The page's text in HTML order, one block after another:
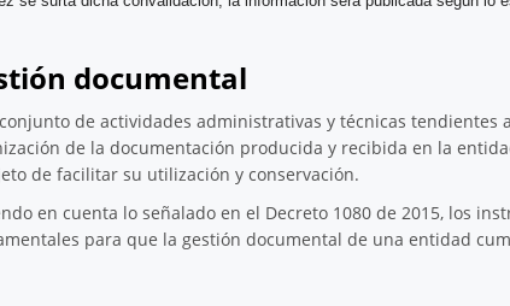
documental
de actividades administrativas y técnicas tendientes
de la documentación producida y recibida en la
de facilitar su utilización y conservación.
en cuenta lo señalado en el Decreto 1080 de 2015, los
para que la gestión documental de una entidad